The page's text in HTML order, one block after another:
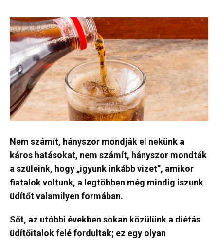
Nem számít, hányszor mondják el nekünk a
káros hatásokat, nem számít, hányszor mondták
a szüleink, hogy „igyunk inkább vizet”, amikor
fiatalok voltunk, a legtöbben még mindig iszunk
üdítőt valamilyen formában.
Sőt, az utóbbi években sokan közülünk a diétás
üdítőitalok felé fordultak; ez egy olyan